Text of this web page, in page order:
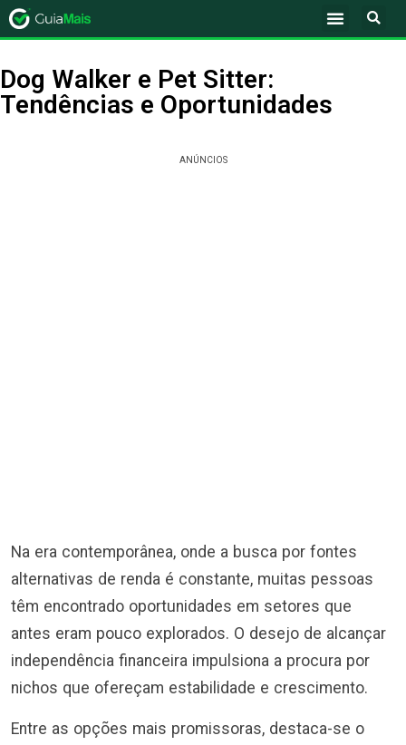
Dog Walker e Pet Sitter:
Tendências e Oportunidades
ANÚNCIOS
Na era contemporânea, onde a busca por fontes
alternativas de renda é constante, muitas pessoas
têm encontrado oportunidades em setores que
antes eram pouco explorados. O desejo de alcançar
independência financeira impulsiona a procura por
nichos que ofereçam estabilidade e crescimento.
Entre as opções mais promissoras, destaca-se o